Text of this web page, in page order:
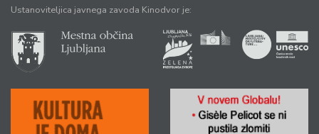
Ustanoviteljica javnega zavoda Kinodvor je: